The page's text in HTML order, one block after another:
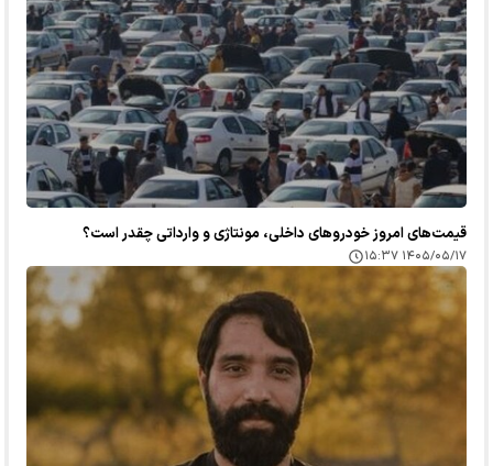
قیمت‌های امروز خودرو‌های داخلی، مونتاژی و وارداتی چقدر است؟
۱۴۰۵/۰۵/۱۷ ۱۵:۳۷